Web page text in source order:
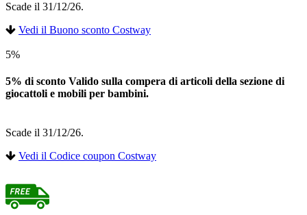
Scade il 31/12/26.
Vedi il Buono sconto Costway
5%
5% di sconto Valido sulla compera di articoli della sezione di
giocattoli e mobili per bambini.
Scade il 31/12/26.
Vedi il Codice coupon Costway